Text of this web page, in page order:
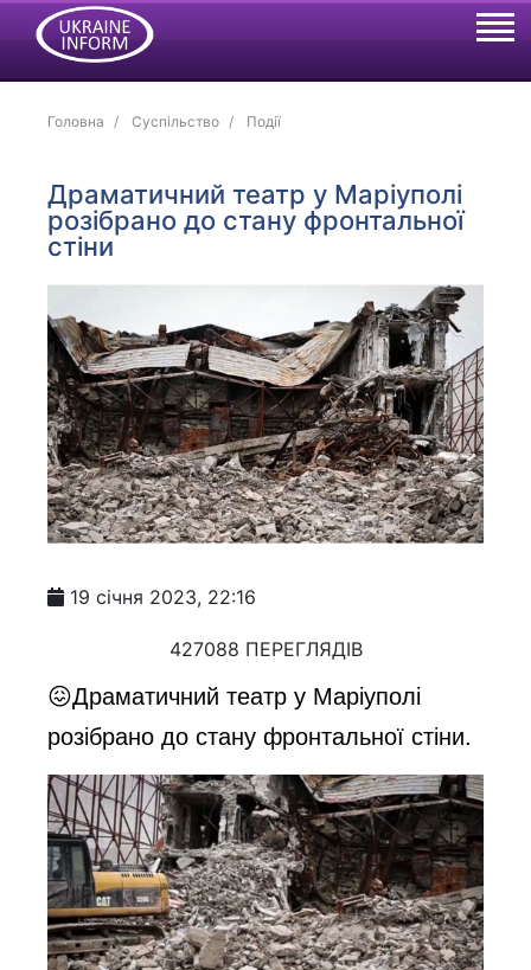
Головна Суспільство Події
Драматичний театр у Маріуполі
розібрано до стану фронтальної
стіни
19 січня 2023, 22:16
427088 ПЕРЕГЛЯДІВ
😖Драматичний театр у Маріуполі
розібрано до стану фронтальної стіни.